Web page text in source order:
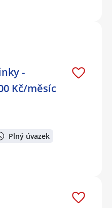
-
Kč/měsíc
Plný úvazek